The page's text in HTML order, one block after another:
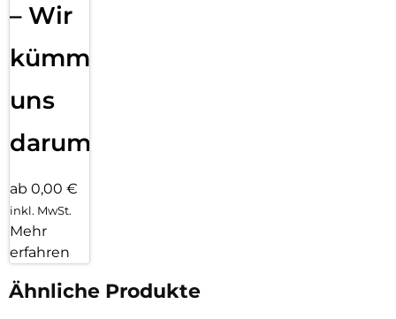
– Wir
kümmern
uns
darum!
ab 0,00 €
inkl. MwSt.
Mehr
erfahren
Ähnliche Produkte